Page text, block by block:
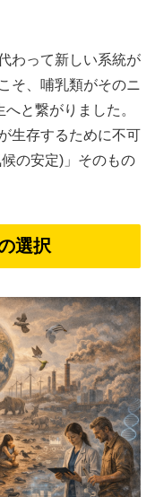
わって新しい系統が
そ、哺乳類がそのニ
と繋がりました。
生存するために不可
の安定)」そのもの
選択